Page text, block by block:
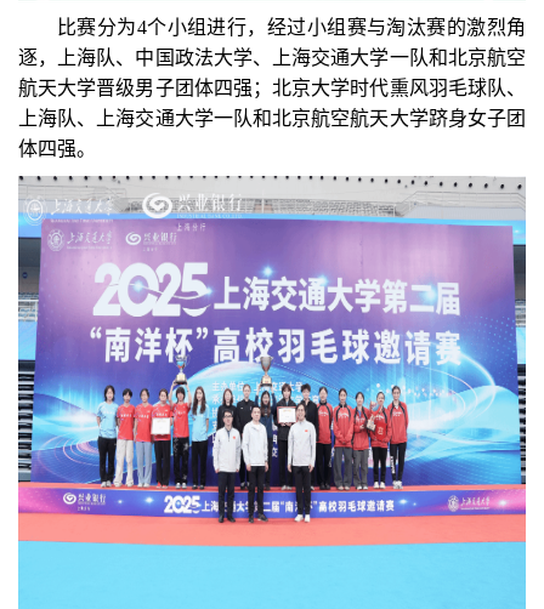
比赛分为4个小组进行，经过小组赛与淘汰赛的激烈角
逐，上海队、中国政法大学、上海交通大学一队和北京航空
航天大学晋级男子团体四强；北京大学时代熏风羽毛球队、
上海队、上海交通大学一队和北京航空航天大学跻身女子团
体四强。